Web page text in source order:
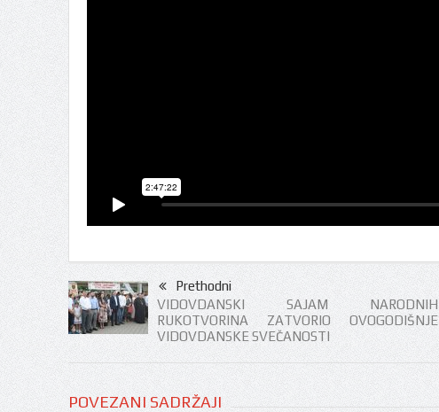
Prethodni
VIDOVDANSKI SAJAM NARODNIH
RUKOTVORINA ZATVORIO OVOGODIŠNJE
VIDOVDANSKE SVEČANOSTI
POVEZANI SADRŽAJI